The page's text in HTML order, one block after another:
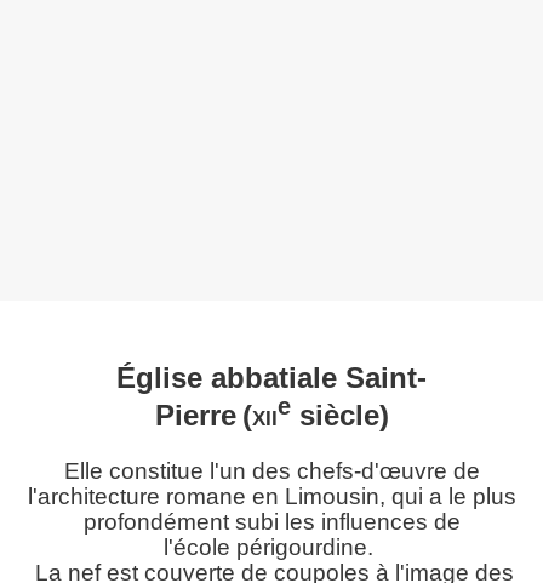
Église abbatiale Saint-
Pierre (xiiesiècle)
Elle constitue l'un des chefs-d'œuvre de
l'architecture romane en Limousin, qui a le plus
profondément subi les influences de
l'école périgourdine.
La nef est couverte de coupoles à l'image des